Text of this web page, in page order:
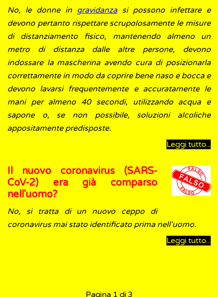
No, le donne in gravidanzasi possono infettare e
devono pertanto rispettare scrupolosamente le misure
di distanziamento fisico, mantenendo almeno un
metro di distanza dalle altre persone, devono
indossare la mascherina avendo cura di posizionarla
correttamente in modo da coprire bene naso e bocca e
devono lavarsi frequentemente e accuratamente le
mani per almeno 40 secondi, utilizzando acqua e
sapone o, se non possibile, soluzioni alcoliche
appositamente predisposte.
Leggi tutto...
Il nuovo coronavirus (SARS-
CoV-2) era già comparso
nell'uomo?
No, si tratta di un nuovo ceppo di
coronavirus mai stato identificato prima nell'uomo.
Leggi tutto...
Pagina 1 di 3